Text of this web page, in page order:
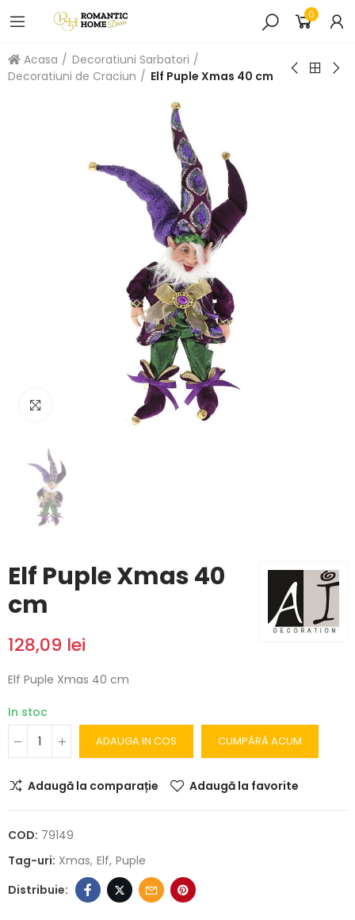
0
Acasa
Decoratiuni Sarbatori
Decoratiuni de Craciun
Elf Puple Xmas 40 cm
Click to enlarge
Elf Puple Xmas 40
cm
128,09 lei
Elf Puple Xmas 40 cm
In stoc
ADAUGA IN COS CUMPĂRĂ ACUM
Adaugă la comparație Adaugă la favorite
COD: 79149
Tag-uri: Xmas Elf Puple